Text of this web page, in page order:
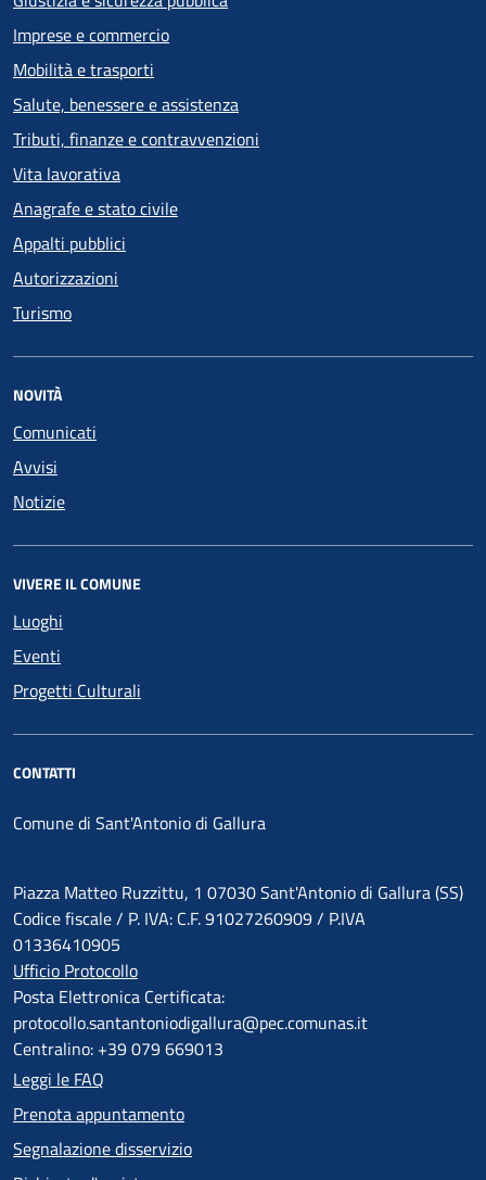
Imprese e commercio
Mobilità e trasporti
Salute, benessere e assistenza
Tributi, finanze e contravvenzioni
Vita lavorativa
Anagrafe e stato civile
Appalti pubblici
Autorizzazioni
Turismo
NOVITÀ
Comunicati
Avvisi
Notizie
VIVERE IL COMUNE
Luoghi
Eventi
Progetti Culturali
CONTATTI
Comune di Sant'Antonio di Gallura
Piazza Matteo Ruzzittu, 1 07030 Sant'Antonio di Gallura (SS)
Codice fiscale / P. IVA: C.F. 91027260909 / P.IVA
01336410905
Ufficio Protocollo
Posta Elettronica Certificata:
protocollo.santantoniodigallura@pec.comunas.it
Centralino: +39 079 669013
Leggi le FAQ
Prenota appuntamento
Segnalazione disservizio